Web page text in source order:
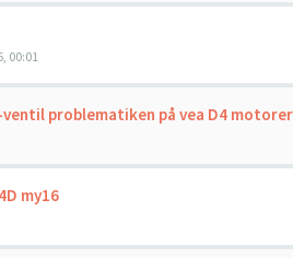
00:01
problematiken på vea D4
my16